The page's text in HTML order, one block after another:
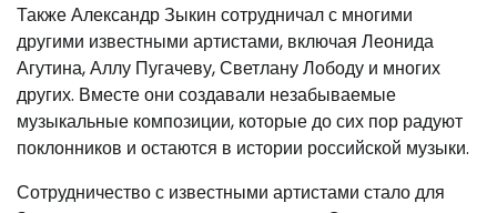
Также Александр Зыкин сотрудничал с многими
другими известными артистами, включая Леонида
Агутина, Аллу Пугачеву, Светлану Лободу и многих
других. Вместе они создавали незабываемые
музыкальные композиции, которые до сих пор радуют
поклонников и остаются в истории российской музыки.
Сотрудничество с известными артистами стало для